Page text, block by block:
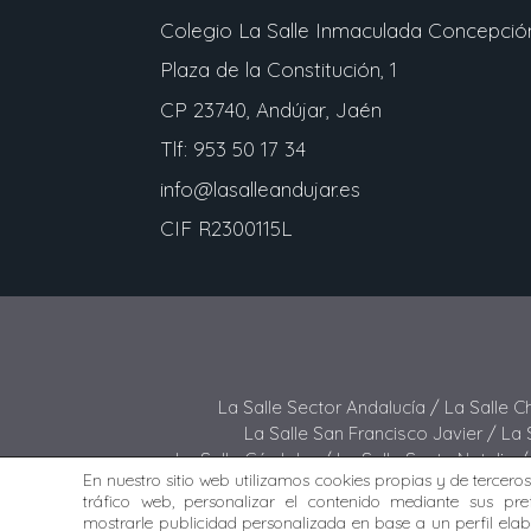
Colegio La Salle Inmaculada
Plaza de la Constitución, 1
CP 23740, Andújar, Jaén
Tlf: 953 50 17 34
info@lasalleandujar.es
CIF R2300115L
La Salle Sector Andalucía / La Salle
La Salle San Francisco Javier / La
La Salle Córdoba /La Salle Santa Natalia
La Salle Buen Consejo /La
En nuestro sitio web utilizamos cookies propias y de
tráfico web, personalizar el contenido mediante sus
mostrarle publicidad personalizada en base a un perfil